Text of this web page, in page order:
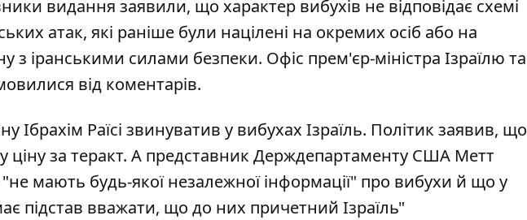
видання заявили, що характер вибухів не відповідає схемі
атак, які раніше були націлені на окремих осіб або на
з іранськими силами безпеки. Офіс прем'єр-міністра Ізраїлю та
від коментарів.
Ібрахім Раїсі звинуватив у вибухах Ізраїль. Політик заявив, що
ціну за теракт. А представник Держдепартаменту США Метт
мають будь-якої незалежної інформації" про вибухи й що у
підстав вважати, що до них причетний Ізраїль"